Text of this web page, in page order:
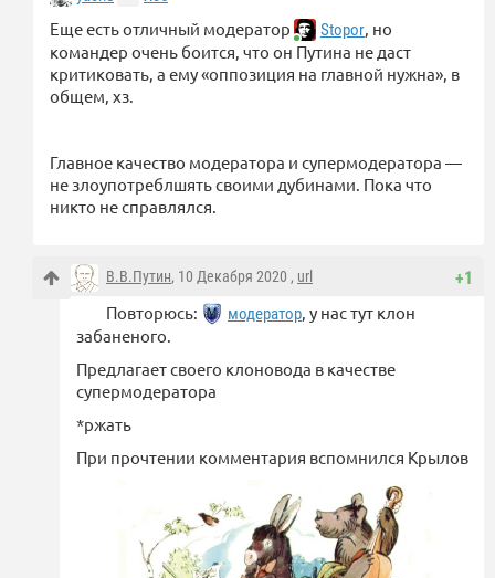
Еще есть отличный модератор Stopor, но
командер очень боится, что он Путина не даст
критиковать, а ему «оппозиция на главной нужна», в
общем, хз.
Главное качество модератора и супермодератора —
не злоупотреблшять своими дубинами. Пока что
никто не справлялся.
+1
В.В.Путин, 10 Декабря 2020 , url
Повторюсь: модератор, у нас тут клон
забаненого.
Предлагает своего клоновода в качестве
супермодератора
*ржать
При прочтении комментария вспомнился Крылов